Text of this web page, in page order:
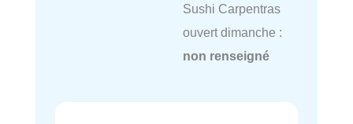
Sushi Carpentras
ouvert dimanche :
non renseigné